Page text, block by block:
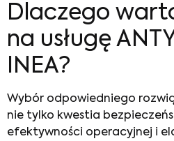
Dlaczego
na usługę
INEA?
Wybór odpowiedniego
nie tylko kwestia
efektywności operacyjnej i